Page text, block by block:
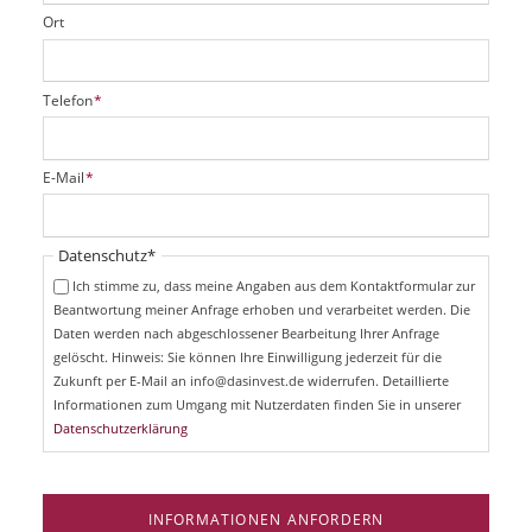
Ort
P
f
i
c
t
f
Telefon*
P
f
i
E-Mail*
Pflichtfeld
Datenschutz*
Ich stimme zu, dass meine Angaben aus dem Kontaktformular zur
Beantwortung meiner Anfrage erhoben und verarbeitet werden. Die
Daten werden nach abgeschlossener Bearbeitung Ihrer Anfrage
gelöscht. Hinweis: Sie können Ihre Einwilligung jederzeit für die
Zukunft per E-Mail an info@dasinvest.de widerrufen. Detaillierte
Informationen zum Umgang mit Nutzerdaten finden Sie in unserer
Datenschutzerklärung
INFORMATIONEN ANFORDERN